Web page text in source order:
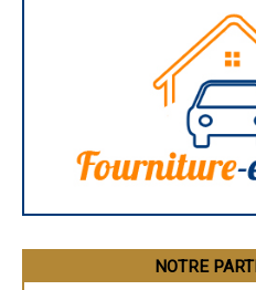
- Entreprise d'isolation par
- Entreprise d'isolation par
- Entreprise d'isolation par
- Entreprise d'isolation par
- Entreprise d'isolation par
- Entreprise d'isolation par
- Entreprise d'isolation par
- Entreprise d'isolation par
- Entreprise d'isolation par
- Entreprise d'isolation par
- Entreprise d'isolation par
- Entreprise d'isolation
NOTRE